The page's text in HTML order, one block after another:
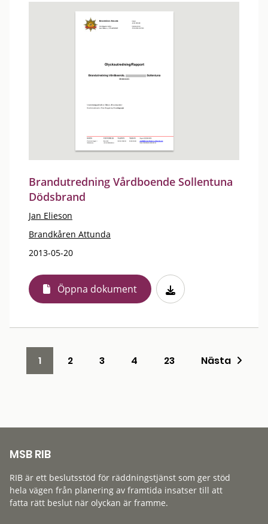
Brandutredning Vårdboende Sollentuna
Dödsbrand
Jan Elieson
Brandkåren Attunda
2013-05-20
Öppna dokument
1 2 3 4 23 Nästa
MSB RIB
RIB är ett beslutsstöd för räddningstjänst som ger stöd
hela vägen från planering av framtida insatser till att
fatta rätt beslut när olyckan är framme.